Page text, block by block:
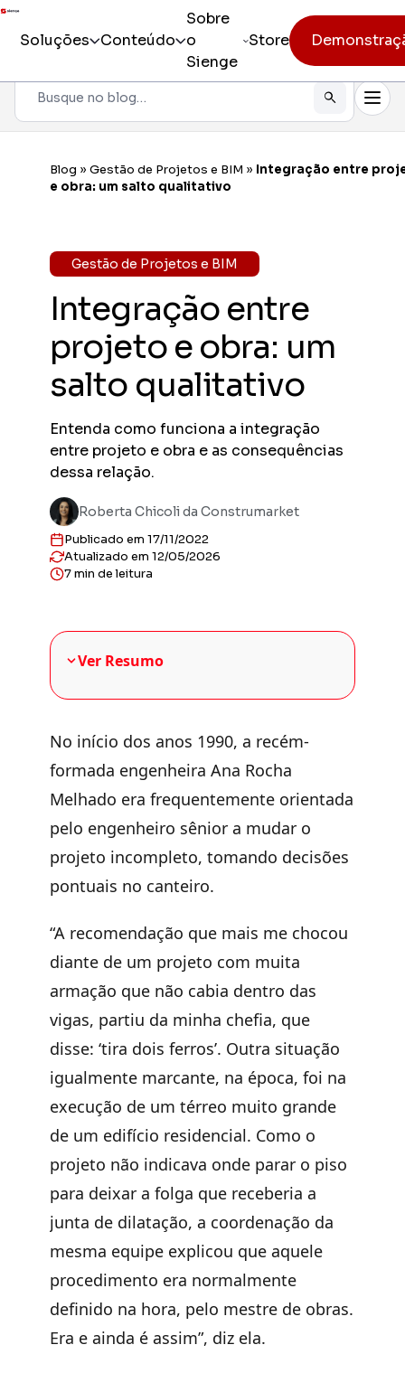
Soluções Conteúdo
Sobre
o
Sienge
Store
Todos os produtos
Incorporação
Obra
Pós-vendas
Pesquisar
Blog » Gestão de Projetos e BIM » Integração entre
e obra: um salto qualitativo
Gestão de Projetos e BIM
Integração entre
projeto e obra: um
salto qualitativo
Entenda como funciona a integração
entre projeto e obra e as consequências
dessa relação.
Roberta Chicoli da Construmarket
Publicado em 17/11/2022
Atualizado em 12/05/2026
7 min de leitura
Ver Resumo
No início dos anos 1990, a recém-
formada engenheira Ana Rocha
Melhado era frequentemente orientada
pelo engenheiro sênior a mudar o
projeto incompleto, tomando decisões
pontuais no canteiro.
“A recomendação que mais me chocou
diante de um projeto com muita
armação que não cabia dentro das
vigas, partiu da minha chefia, que
disse: ‘tira dois ferros’. Outra situação
igualmente marcante, na época, foi na
execução de um térreo muito grande
de um edifício residencial. Como o
projeto não indicava onde parar o piso
para deixar a folga que receberia a
junta de dilatação, a coordenação da
mesma equipe explicou que aquele
procedimento era normalmente
definido na hora, pelo mestre de obras.
Era e ainda é assim”, diz ela.